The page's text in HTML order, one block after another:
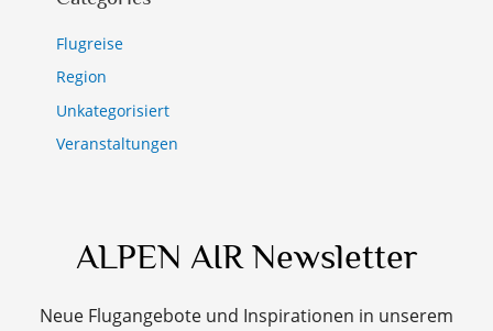
Flugreise
Region
Unkategorisiert
Veranstaltungen
ALPEN AIR Newsletter
Neue Flugangebote und Inspirationen in unserem